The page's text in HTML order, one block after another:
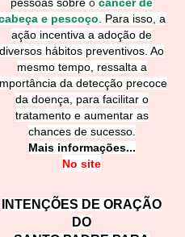
e pescoço
Para isso, a
ação incentiva a adoção de
diversos hábitos preventivos. Ao
mesmo tempo, ressalta a
da detecção precoce
da doença, para facilitar o
tratamento e aumentar as
chances de sucesso.
Mais informações...
No site
INTENÇÕES DE ORAÇÃO
DO